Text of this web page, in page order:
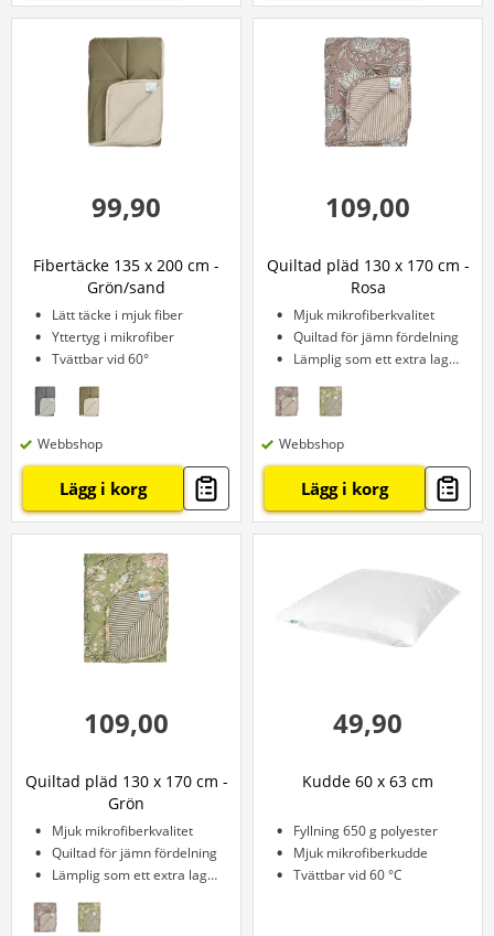
99,90
Fibertäcke 135 x 200 cm -
Grön/sand
Lätt täcke i mjuk fiber
Yttertyg i mikrofiber
Tvättbar vid 60°
Webbshop
Lägg i korg
109,00
Quiltad pläd 130 x 170 cm -
Rosa
Mjuk mikrofiberkvalitet
Quiltad för jämn fördelning
Lämplig som ett extra lager
Webbshop
Lägg i korg
109,00
Quiltad pläd 130 x 170 cm -
Grön
Mjuk mikrofiberkvalitet
Quiltad för jämn fördelning
Lämplig som ett extra lager
49,90
Kudde 60 x 63 cm
Fyllning 650 g polyester
Mjuk mikrofiberkudde
Tvättbar vid 60 °C